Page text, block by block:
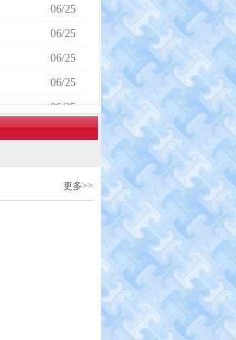
06/25
06/25
06/25
06/25
06/25
更多>>